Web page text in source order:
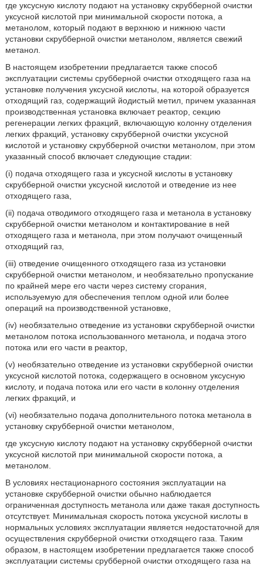
где уксусную кислоту подают на установку скрубберной очистки
уксусной кислотой при минимальной скорости потока, а
метанолом, который подают в верхнюю и нижнюю части
установки скрубберной очистки метанолом, является свежий
метанол.
В настоящем изобретении предлагается также способ
эксплуатации системы срубберной очистки отходящего газа на
установке получения уксусной кислоты, на которой образуется
отходящий газ, содержащий йодистый метил, причем указанная
производственная установка включает реактор, секцию
регенерации легких фракций, включающую колонну отделения
легких фракций, установку скрубберной очистки уксусной
кислотой и установку скрубберной очистки метанолом, при этом
указанный способ включает следующие стадии:
(i) подача отходящего газа и уксусной кислоты в установку
скрубберной очистки уксусной кислотой и отведение из нее
отходящего газа,
(ii) подача отводимого отходящего газа и метанола в установку
скрубберной очистки метанолом и контактирование в ней
отходящего газа и метанола, при этом получают очищенный
отходящий газ,
(iii) отведение очищенного отходящего газа из установки
скрубберной очистки метанолом, и необязательно пропускание
по крайней мере его части через систему сгорания,
используемую для обеспечения теплом одной или более
операций на производственной установке,
(iv) необязательно отведение из установки скрубберной очистки
метанолом потока использованного метанола, и подача этого
потока или его части в реактор,
(v) необязательно отведение из установки скрубберной очистки
уксусной кислотой потока, содержащего в основном уксусную
кислоту, и подача потока или его части в колонну отделения
легких фракций, и
(vi) необязательно подача дополнительного потока метанола в
установку скрубберной очистки метанолом,
где уксусную кислоту подают на установку скрубберной очистки
уксусной кислотой при минимальной скорости потока, а
метанолом.
В условиях нестационарного состояния эксплуатации на
установке скрубберной очистки обычно наблюдается
ограниченная доступность метанола или даже такая доступность
отсутствует. Минимальная скорость потока уксусной кислоты в
нормальных условиях эксплуатации является недостаточной для
осуществления скрубберной очистки отходящего газа. Таким
образом, в настоящем изобретении предлагается также способ
эксплуатации системы срубберной очистки отходящего газа на